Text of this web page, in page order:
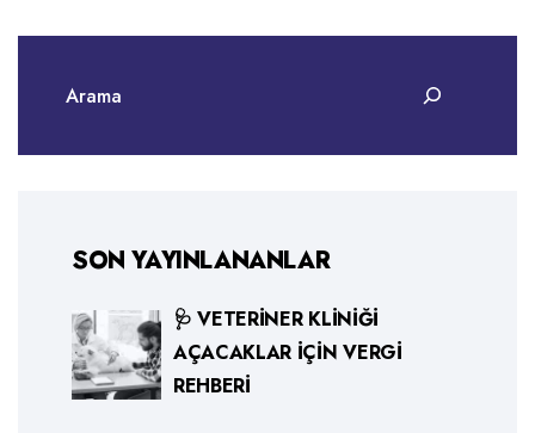
SON YAYINLANANLAR
🩺 VETERINER KLINIĞI
AÇACAKLAR İÇIN VERGI
REHBERI